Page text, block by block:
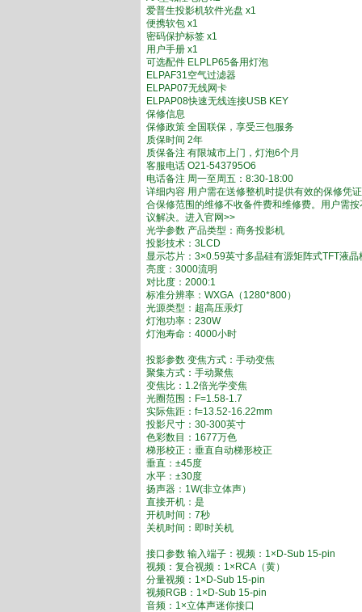
爱普生投影机软件光盘 x1
便携软包 x1
密码保护标签 x1
用户手册 x1
可选配件 ELPLP65备用灯泡
ELPAF31空气过滤器
ELPAP07无线网卡
ELPAP08快速无线连接USB KEY
保修信息
保修政策 全国联保，享受三包服务
质保时间 2年
质保备注 有限城市上门，灯泡6个月
客服电话 O21-543795O6
电话备注 周一至周五：8:30-18:00
详细内容 用户需在送修整机时提供有效的保修凭
合保修范围的维修不收备件费和维修费。用户需
议解决。进入官网>>
光学参数 产品类型：商务投影机
投影技术：3LCD
显示芯片：3×0.59英寸多晶硅有源矩阵式TFT液晶
亮度：3000流明
对比度：2000:1
标准分辨率：WXGA（1280*800）
光源类型：超高压汞灯
灯泡功率：230W
灯泡寿命：4000小时
投影参数 变焦方式：手动变焦
聚集方式：手动聚焦
变焦比：1.2倍光学变焦
光圈范围：F=1.58-1.7
实际焦距：f=13.52-16.22mm
投影尺寸：30-300英寸
色彩数目：1677万色
梯形校正：垂直自动梯形校正
垂直：±45度
水平：±30度
扬声器：1W(非立体声）
直接开机：是
开机时间：7秒
关机时间：即时关机
接口参数 输入端子：视频：1×D-Sub 15-pin
视频：复合视频：1×RCA（黄）
分量视频：1×D-Sub 15-pin
视频RGB：1×D-Sub 15-pin
音频：1×立体声迷你接口